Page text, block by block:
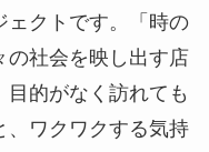
ェクトです。「時の
の社会を映し出す店
的がなく訪れても
、ワクワクする気持